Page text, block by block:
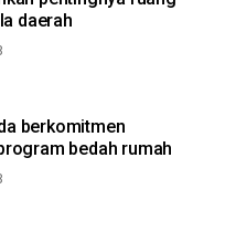
daerah
berkomitmen
bedah rumah